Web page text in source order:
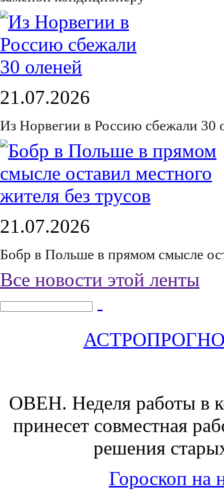
21.07.2026
Из Норвегии в Россию сбежали 30
21.07.2026
Бобр в Польше в прямом смысле
Все новости этой ленты
ОВЕН. Неделя работы в
принесет совместная
решения
Гороскоп на